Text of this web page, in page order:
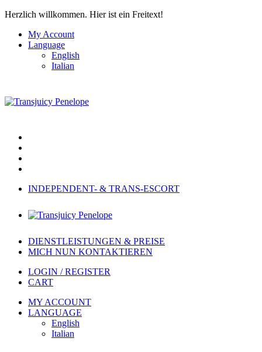
Herzlich willkommen. Hier ist ein Freitext!
My Account
Language
English
Italian
INDEPENDENT- & TRANS-ESCORT
DIENSTLEISTUNGEN & PREISE
MICH NUN KONTAKTIEREN
LOGIN / REGISTER
CART
MY ACCOUNT
LANGUAGE
English
Italian